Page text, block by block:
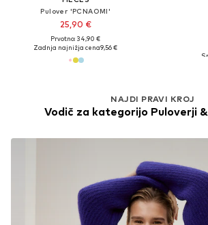
Pulover 'PCNAOMI'
25,90 €
Prvotno: 34,90 €
Zadnja najnižja cena9,56 €
NAJDI PRAVI KROJ
Vodič za kategorijo Puloverji